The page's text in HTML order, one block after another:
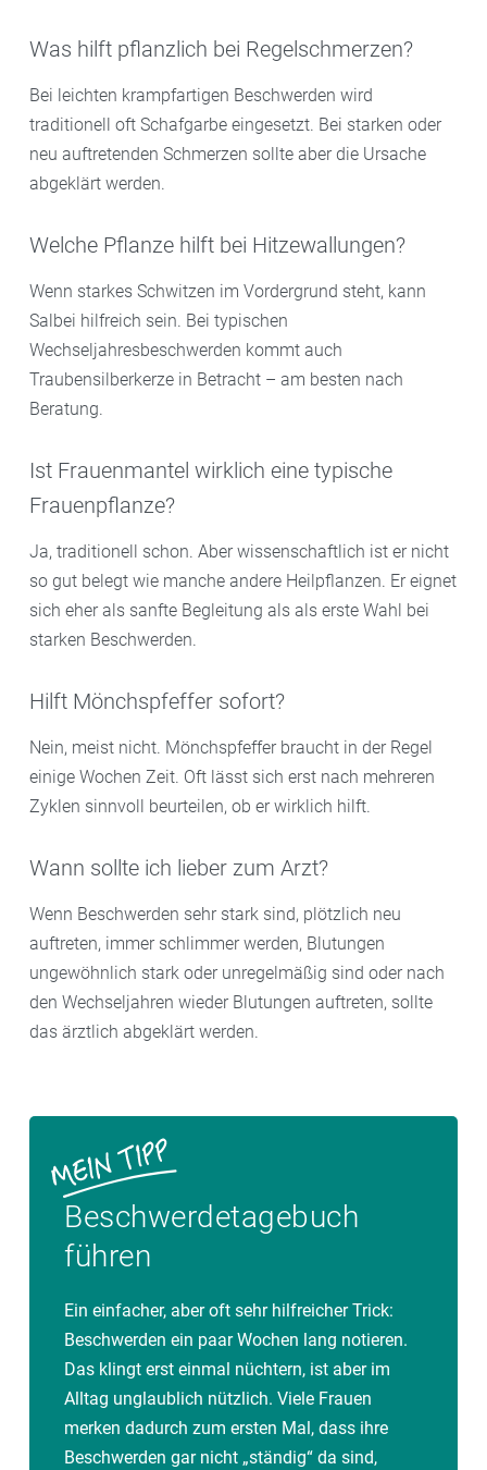
Was hilft pflanzlich bei Regelschmerzen?
Bei leichten krampfartigen Beschwerden wird
traditionell oft Schafgarbe eingesetzt. Bei starken oder
neu auftretenden Schmerzen sollte aber die Ursache
abgeklärt werden.
Welche Pflanze hilft bei Hitzewallungen?
Wenn starkes Schwitzen im Vordergrund steht, kann
Salbei hilfreich sein. Bei typischen
Wechseljahresbeschwerden kommt auch
Traubensilberkerze in Betracht – am besten nach
Beratung.
Ist Frauenmantel wirklich eine typische
Frauenpflanze?
Ja, traditionell schon. Aber wissenschaftlich ist er nicht
so gut belegt wie manche andere Heilpflanzen. Er eignet
sich eher als sanfte Begleitung als als erste Wahl bei
starken Beschwerden.
Hilft Mönchspfeffer sofort?
Nein, meist nicht. Mönchspfeffer braucht in der Regel
einige Wochen Zeit. Oft lässt sich erst nach mehreren
Zyklen sinnvoll beurteilen, ob er wirklich hilft.
Wann sollte ich lieber zum Arzt?
Wenn Beschwerden sehr stark sind, plötzlich neu
auftreten, immer schlimmer werden, Blutungen
ungewöhnlich stark oder unregelmäßig sind oder nach
den Wechseljahren wieder Blutungen auftreten, sollte
das ärztlich abgeklärt werden.
Beschwerdetagebuch
führen
Ein einfacher, aber oft sehr hilfreicher Trick:
Beschwerden ein paar Wochen lang notieren.
Das klingt erst einmal nüchtern, ist aber im
Alltag unglaublich nützlich. Viele Frauen
merken dadurch zum ersten Mal, dass ihre
Beschwerden gar nicht „ständig“ da sind,